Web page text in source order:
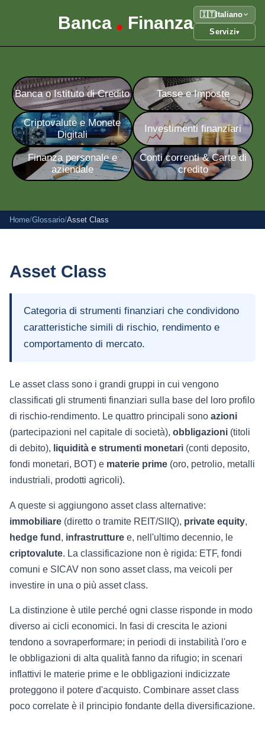
Banca • Finanza 🇮🇹 Italiano
Servizi▾
Banca o Istituto di Credito Tasse e Imposte
Criptovalute e Monete
Digitali
Investimenti finanziari
Finanza personale e
aziendale
Conti correnti & Carte di
credito
Home/Glossario/Asset Class
Asset Class
Categoria di strumenti finanziari che condividono
caratteristiche simili di rischio, rendimento e
comportamento di mercato.
Le asset class sono i grandi gruppi in cui vengono
classificati gli strumenti finanziari sulla base del loro profilo
di rischio-rendimento. Le quattro principali sono azioni
(partecipazioni nel capitale di società), obbligazioni (titoli
di debito), liquidità e strumenti monetari (conti deposito,
fondi monetari, BOT) e materie prime (oro, petrolio, metalli
industriali, prodotti agricoli).
A queste si aggiungono asset class alternative:
immobiliare (diretto o tramite REIT/SIIQ), private equity,
hedge fund , infrastrutture e, nell'ultimo decennio, le
criptovalute. La classificazione non è rigida: ETF, fondi
comuni e SICAV non sono asset class, ma veicoli per
investire in una o più asset class.
La distinzione è utile perché ogni classe risponde in modo
diverso ai cicli economici. In fasi di crescita le azioni
tendono a sovraperformare; in periodi di instabilità l'oro e
le obbligazioni di alta qualità fanno da rifugio; in scenari
inflattivi le materie prime e le obbligazioni indicizzate
proteggono il potere d'acquisto. Combinare asset class
poco correlate è il principio fondante della diversificazione.